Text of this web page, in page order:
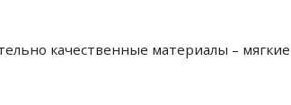
качественные материалы –